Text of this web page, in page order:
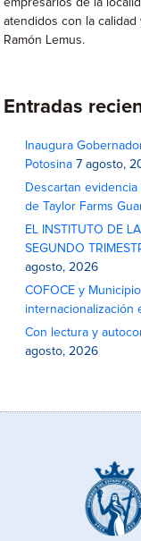
empresarios de la
atendidos con la
Ramón Lemus.
Entradas
Inaugura
Potosina 7 agosto,
Descartan
de Taylor Farms
EL INSTITUTO DE
SEGUNDO
agosto, 2026
COFOCE y
internacionalización
Con lectura y
agosto, 2026